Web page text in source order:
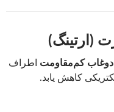
(ارتینگ)
دوغاب کم‌مقاومت اطراف
کاهش یابد.